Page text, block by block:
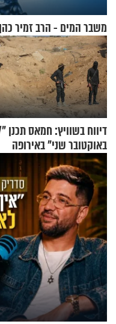
משבר המים - הרב זמיר כהן
דיווח
באוקטובר שני" באירופה